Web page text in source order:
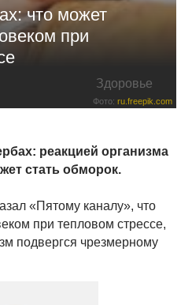
что может
при
Здоровье
Фото: ru.freepik.com
реакцией организма
стать обморок.
«Пятому каналу», что
при тепловом стрессе,
подвергся чрезмерному